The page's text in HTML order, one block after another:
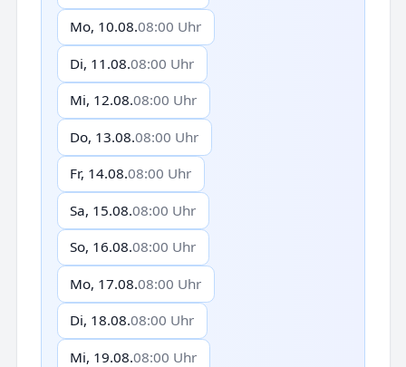
Mo, 10.08.08:00 Uhr
Di, 11.08.08:00 Uhr
Mi, 12.08.08:00 Uhr
Do, 13.08.08:00 Uhr
Fr, 14.08.08:00 Uhr
Sa, 15.08.08:00 Uhr
So, 16.08.08:00 Uhr
Mo, 17.08.08:00 Uhr
Di, 18.08.08:00 Uhr
Mi, 19.08.08:00 Uhr